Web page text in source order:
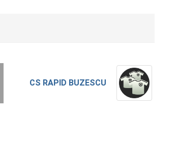
CS RAPID BUZESCU